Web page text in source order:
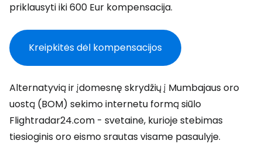
priklausyti iki 600 Eur kompensacija.
Kreipkitės dėl kompensacijos
Alternatyvią ir įdomesnę skrydžių į Mumbajaus oro
uostą (BOM) sekimo internetu formą siūlo
Flightradar24.com - svetainė, kurioje stebimas
tiesioginis oro eismo srautas visame pasaulyje.